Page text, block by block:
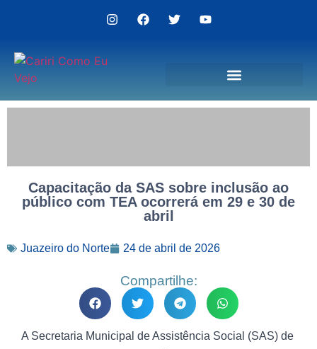
Capacitação da SAS sobre inclusão ao
público com TEA ocorrerá em 29 e 30 de
abril
Juazeiro do Norte 24 de abril de 2026
Compartilhe:
A Secretaria Municipal de Assistência Social (SAS) de